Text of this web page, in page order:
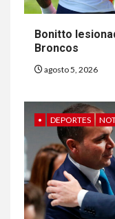
Bonitto
Broncos
agosto 5, 2026
• DEPORTES